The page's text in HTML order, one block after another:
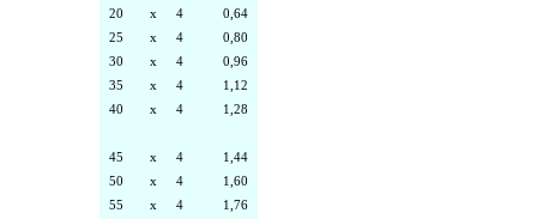
20 x 4
0,64
25
x 4
0,80
30
x 4
0,96
35
x 4
1,12
40
x 4 1,28
45 x 4
1,44
50
x 4
1,60
55
x 4
1,76